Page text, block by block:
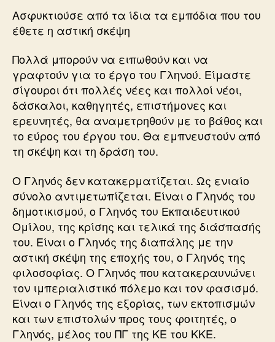
Ασφυκτιούσε από τα ίδια τα εμπόδια που του
έθετε η αστική σκέψη
Πολλά μπορούν να ειπωθούν και να
γραφτούν για το έργο του Γληνού. Είμαστε
σίγουροι ότι πολλές νέες και πολλοί νέοι,
δάσκαλοι, καθηγητές, επιστήμονες και
ερευνητές, θα αναμετρηθούν με το βάθος και
το εύρος του έργου του. Θα εμπνευστούν από
τη σκέψη και τη δράση του.
Ο Γληνός δεν κατακερματίζεται. Ως ενιαίο
σύνολο αντιμετωπίζεται. Είναι ο Γληνός του
δημοτικισμού, ο Γληνός του Εκπαιδευτικού
Ομίλου, της κρίσης και τελικά της διάσπασής
του. Είναι ο Γληνός της διαπάλης με την
αστική σκέψη της εποχής του, ο Γληνός της
φιλοσοφίας. Ο Γληνός που κατακεραυνώνει
τον ιμπεριαλιστικό πόλεμο και τον φασισμό.
Είναι ο Γληνός της εξορίας, των εκτοπισμών
και των επιστολών προς τους φοιτητές, ο
Γληνός, μέλος του ΠΓ της ΚΕ του ΚΚΕ.